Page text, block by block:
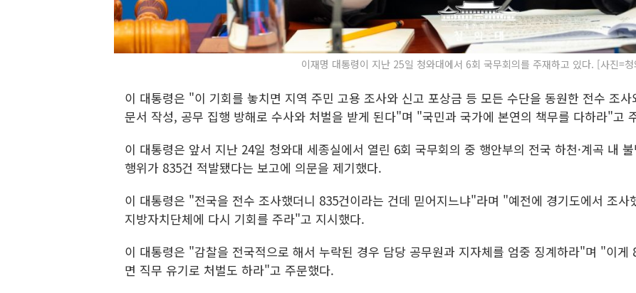
이재명 대통령이 지난 25일 청와대에서 6회 국무회의를 주재하고 있다. [사진=
이 대통령은 "이 기회를 놓치면 지역 주민 고용 조사와 신고 포상금 등 모든 수단을 동원한 전수 조
문서 작성, 공무 집행 방해로 수사와 처벌을 받게 된다"며 "국민과 국가에 본연의 책무를 다하라"고
이 대통령은 앞서 지난 24일 청와대 세종실에서 열린 6회 국무회의 중 행안부의 전국 하천·계곡 내
행위가 835건 적발됐다는 보고에 의문을 제기했다.
이 대통령은 "전국을 전수 조사했더니 835건이라는 건데 믿어지느냐"라며 "예전에 경기도에서 조
지방자치단체에 다시 기회를 주라"고 지시했다.
이 대통령은 "감찰을 전국적으로 해서 누락된 경우 담당 공무원과 지자체를 엄중 징계하라"며 "이
면 직무 유기로 처벌도 하라"고 주문했다.